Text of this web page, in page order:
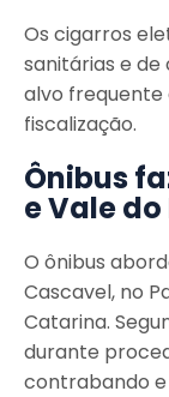
Os cigarros
sanitárias e de
alvo frequente
fiscalização.
Ônibus
e Vale
O ônibus
Cascavel, no
Catarina.
durante
contrabando e